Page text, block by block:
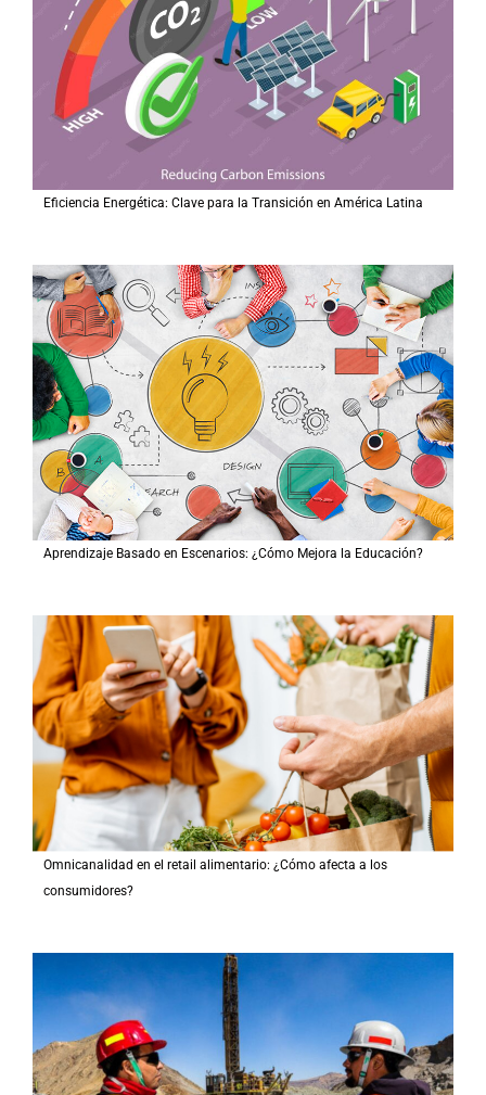
Eficiencia Energética: Clave para la Transición en América Latina
Aprendizaje Basado en Escenarios: ¿Cómo Mejora la Educación?
Omnicanalidad en el retail alimentario: ¿Cómo afecta a los
consumidores?